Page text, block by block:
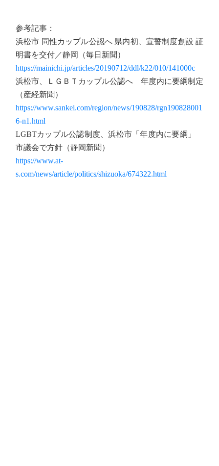
参考記事：
浜松市 同性カップル公認へ 県内初、宣誓制度創設 証
明書を交付／静岡（毎日新聞）
https://mainichi.jp/articles/20190712/ddl/k22/010/141000c
浜松市、ＬＧＢＴカップル公認へ 年度内に要綱制定
（産経新聞）
https://www.sankei.com/region/news/190828/rgn190828001
6-n1.html
LGBTカップル公認制度、浜松市「年度内に要綱」
市議会で方針（静岡新聞）
https://www.at-
s.com/news/article/politics/shizuoka/674322.html